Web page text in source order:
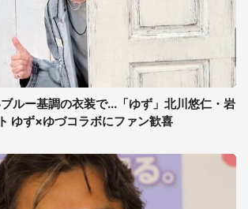
ルー基調の衣装で...「ゆず」北川悠仁・岩
ゆず×ゆづコラボにファン歓喜